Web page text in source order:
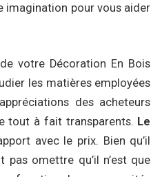
imagination pour vous aider
votre Décoration En Bois
les matières employées
des acheteurs
tout à fait transparents. Le
avec le prix. Bien qu’il
pas omettre qu’il n’est que